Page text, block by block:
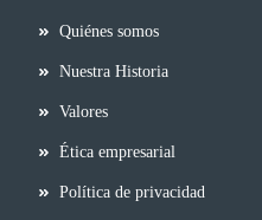
Quiénes somos
Nuestra Historia
Valores
Ética empresarial
Política de privacidad